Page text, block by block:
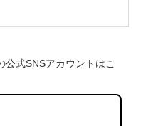
式SNSアカウントはこ